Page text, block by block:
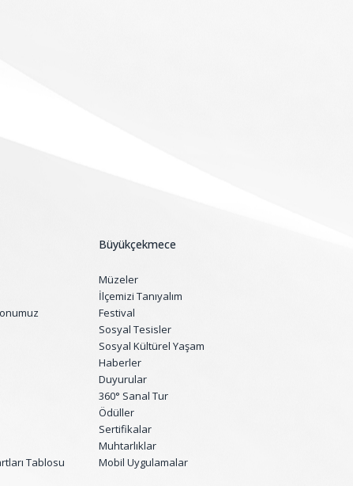
Tablosu
Büyükçekmece
Müzeler
İlçemizi Tanıyalım
Festival
Sosyal Tesisler
Sosyal Kültürel Yaşam
Haberler
Duyurular
360° Sanal Tur
Ödüller
Sertifikalar
Muhtarlıklar
Mobil Uygulamalar